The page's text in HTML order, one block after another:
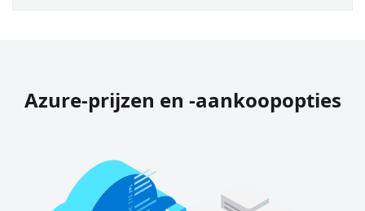
Azure-prijzen en -aankoopopties